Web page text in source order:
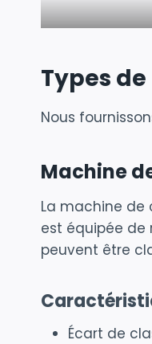
Types
Nous
Machine
La machine de
est équipée de
peuvent être
Écart de